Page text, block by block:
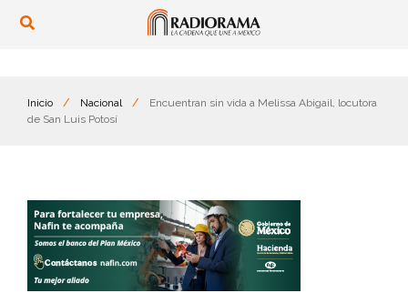
Inicio / Nacional /
Encuentran sin vida a Melissa Abigail, locutora
de San Luis Potosí